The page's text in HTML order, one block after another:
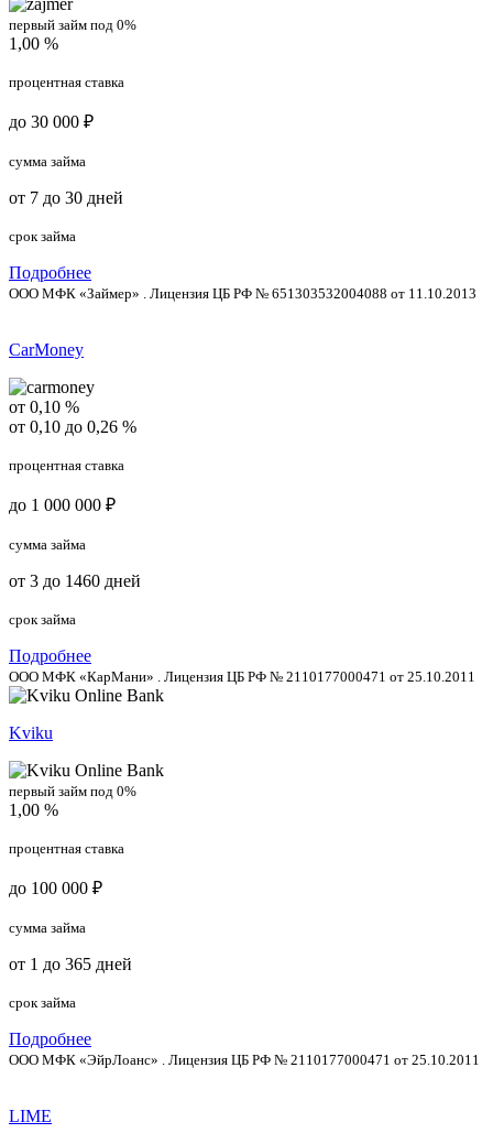
первый займ под 0%
1,00 %
процентная ставка
до 30 000 ₽
сумма займа
от 7 до 30 дней
срок займа
Подробнее
ООО МФК «Займер» . Лицензия ЦБ РФ № 651303532004088 от 11.10.2013
CarMoney
от 0,10 %
от 0,10 до 0,26 %
процентная ставка
до 1 000 000 ₽
сумма займа
от 3 до 1460 дней
срок займа
Подробнее
ООО МФК «КарМани» . Лицензия ЦБ РФ № 2110177000471 от 25.10.2011
Kviku
первый займ под 0%
1,00 %
процентная ставка
до 100 000 ₽
сумма займа
от 1 до 365 дней
срок займа
Подробнее
ООО МФК «ЭйрЛоанс» . Лицензия ЦБ РФ № 2110177000471 от 25.10.2011
LIME